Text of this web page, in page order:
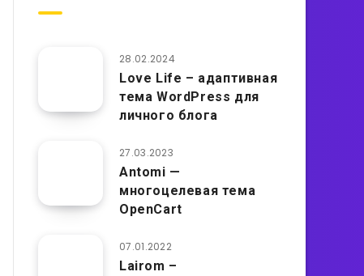
28.02.2024
Love Life – адаптивная
тема WordPress для
личного блога
27.03.2023
Antomi —
многоцелевая тема
OpenCart
07.01.2022
Lairom –